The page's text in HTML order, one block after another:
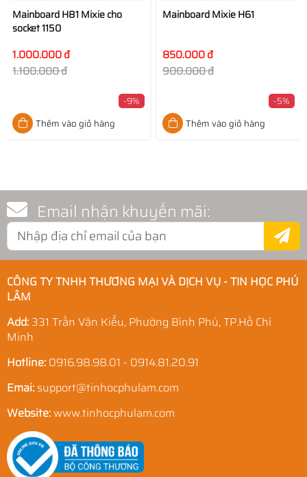
Mainboard H81 Mixie cho
socket 1150
1.000.000 đ
1.100.000 đ
-9%
Thêm vào giỏ hàng
Mainboard Mixie H61
850.000 đ
900.000 đ
-5%
Thêm vào giỏ hàng
Email nhận khuyến mãi:
CÔNG TY TNHH THƯƠNG MẠI VÀ DỊCH VỤ - TIN HỌC PHÚ
LÂM
Add: 331 Trần Văn Kiểu, Phường Bình Phú, TP.Hồ Chí
Minh
Hotline: 0916.98.98.01 - 0914.81.20.91
Emai: support@tinhocphulam.com
Website:www.tinhocphulam.com